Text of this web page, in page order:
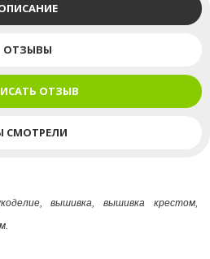
ОТЗЫВЫ
ОТЗЫВ
СМОТРЕЛИ
вышивка, вышивка крестом,